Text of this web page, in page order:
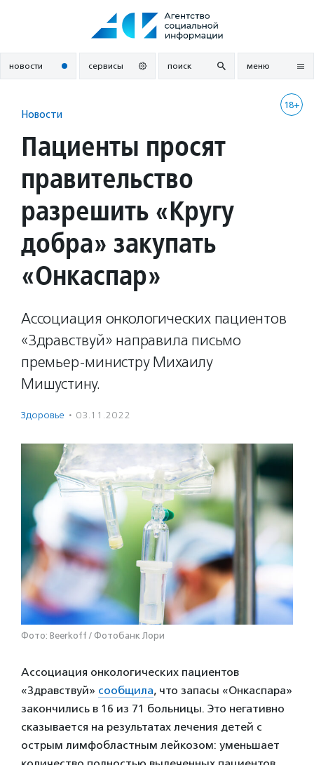
новости сервисы поиск меню
18+
Новости
Пациенты просят
правительство
разрешить «Кругу
добра» закупать
«Онкаспар»
Ассоциация онкологических пациентов
«Здравствуй» направила письмо
премьер-министру Михаилу
Мишустину.
Здоровье · 03.11.2022
Фото: Beerkoff / Фотобанк Лори
Ассоциация онкологических пациентов
«Здравствуй» сообщила, что запасы «Онкаспара»
закончились в 16 из 71 больницы. Это негативно
сказывается на результатах лечения детей с
острым лимфобластным лейкозом: уменьшает